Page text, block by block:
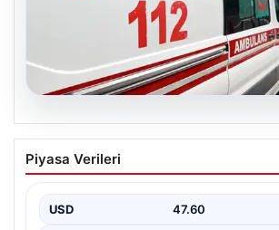
05.08.2026
Diyarbakır’da Silahlı Çatışma:
Yaralı
bölge sakinlerini korkuttu. Olay, iki grup
uzun…
Piyasa Verileri
USD 47.60